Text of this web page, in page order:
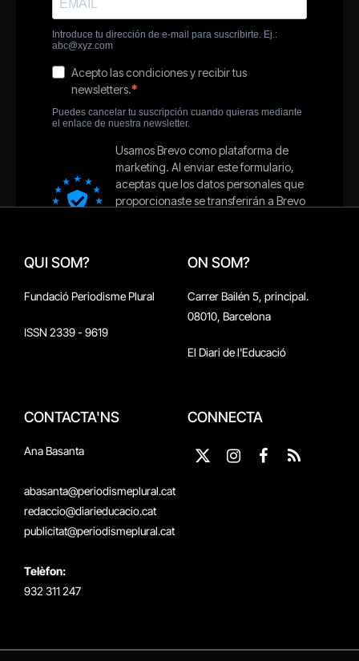
QUI SOM?
Fundació Periodisme Plural
ISSN 2339 - 9619
ON SOM?
Carrer Bailén 5, principal.
08010, Barcelona
El Diari de l'Educació
CONTACTA'NS
Ana Basanta
abasanta@periodismeplural.cat
redaccio@diarieducacio.cat
publicitat@periodismeplural.cat
Telèfon:
932 311 247
CONNECTA
X
Instagram
Facebook
RSS